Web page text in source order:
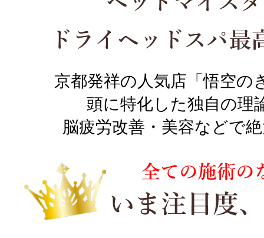
京都発祥の人気店「悟空の
頭に特化した独自の理
脳疲労改善・美容などで